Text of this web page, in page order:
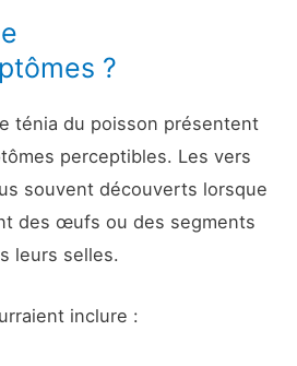
?
ténia du poisson présentent
perceptibles. Les vers
souvent découverts lorsque
des œufs ou des segments
leurs selles.
inclure :